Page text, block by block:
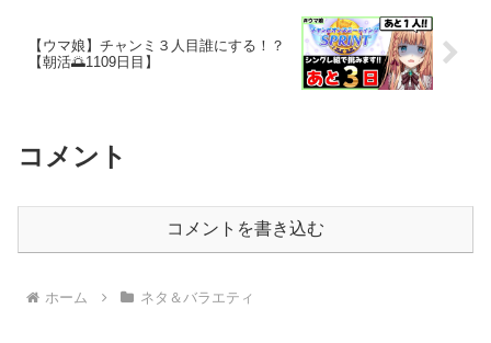
【ウマ娘】チャンミ３人目誰にする！？
【朝活🌅1109日目】
コメント
コメントを書き込む
ホーム ネタ＆バラエティ